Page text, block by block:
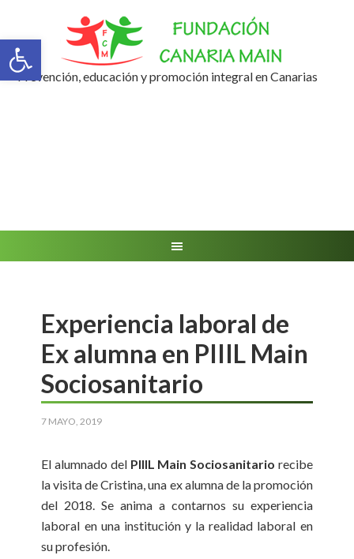
Abrir barra de herramientas
Prevención, educación y promoción integral en Canarias
Experiencia laboral de
Ex alumna en PIIIL Main
Sociosanitario
7 MAYO, 2019
El alumnado del PIIIL Main Sociosanitario recibe
la visita de Cristina, una ex alumna de la promoción
del 2018. Se anima a contarnos su experiencia
laboral en una institución y la realidad laboral en
su profesión.